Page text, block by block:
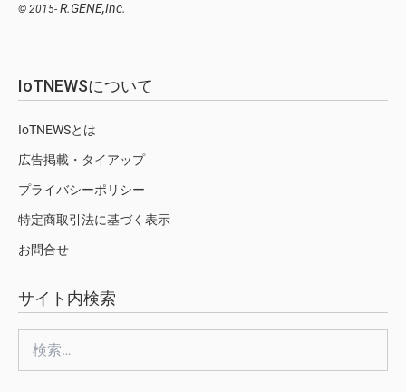
© 2015- R.GENE,Inc.
IoTNEWSについて
IoTNEWSとは
広告掲載・タイアップ
プライバシーポリシー
特定商取引法に基づく表示
お問合せ
サイト内検索
索: